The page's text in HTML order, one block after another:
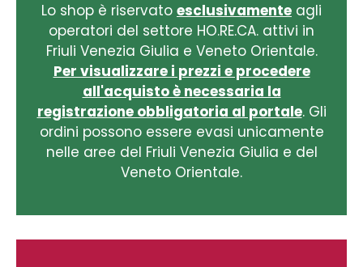
Lo shop è riservato esclusivamente agli
operatori del settore HO.RE.CA. attivi in
Friuli Venezia Giulia e Veneto Orientale.
Per visualizzare i prezzi e procedere
all'acquisto è necessaria la
registrazione obbligatoria al portale. Gli
ordini possono essere evasi unicamente
nelle aree del Friuli Venezia Giulia e del
Veneto Orientale.